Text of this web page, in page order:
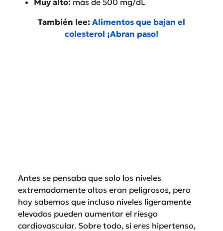
También lee: Alimentos que bajan el
colesterol ¡Abran paso!
Antes se pensaba que solo los niveles
extremadamente altos eran peligrosos, pero
hoy sabemos que incluso niveles ligeramente
elevados pueden aumentar el riesgo
cardiovascular. Sobre todo, si eres hipertenso,